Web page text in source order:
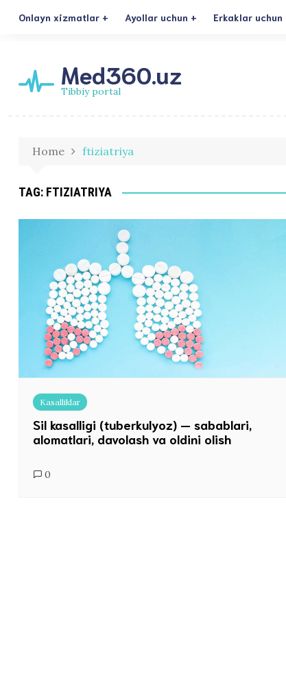
Onlayn xizmatlar Ayollar uchun Erkaklar uchun
Med360.uz
Tibbiy portal
Home ftiziatriya
TAG: FTIZIATRIYA
Kasalliklar
Sil kasalligi (tuberkulyoz) — sabablari,
alomatlari, davolash va oldini olish
0